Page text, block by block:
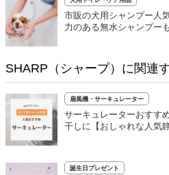
市販の犬用シャンプー人
力のある無水シャンプー
SHARP（シャープ）に関連
扇風機・サーキュレーター
サーキュレーターおすす
干しに【おしゃれな人気
誕生日プレゼント